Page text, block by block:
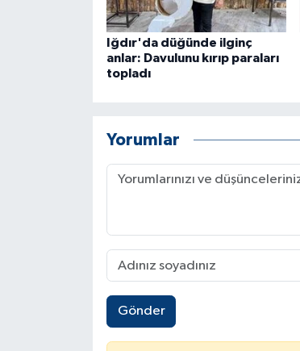
Iğdır'da düğünde ilginç
anlar: Davulunu kırıp paraları
topladı
Yorumlar
Gönder